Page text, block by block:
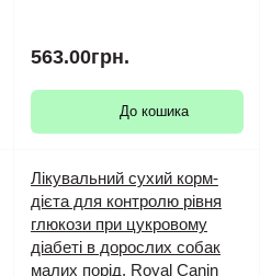
563.00грн.
До кошика
Лікувальний сухий корм-
дієта для контролю рівня
глюкози при цукровому
діабеті в дорослих собак
малих порід, Royal Canin